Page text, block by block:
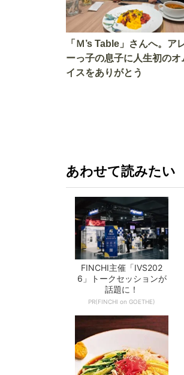
「Ｍ’s Table」さんへ。アレルギ
ーっ子の息子に人生初のオ
イスをありがとう
あわせて読みたい
FINCHI主催「IVS202
6」トークセッションが
話題に！
PR(FINCHI on GOETHE)